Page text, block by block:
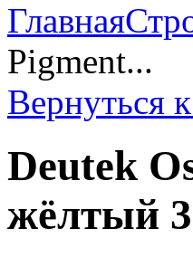
Главная
Pigment...
Вернуться
Deutek
жёлтый